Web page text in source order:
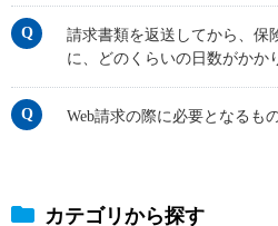
定期保険
家計保障・就業不能保障
家計保障定期保険ＮＥＯ
あ
介護年金保険
あんしんねんきん介護
あ
5年ごと利差配当付こども保険
変額保険・変額年金保険固有のお
手続き
総
ライフイベントごとのお手続き
急な資金が必要なとき
引
子どもが生まれるとき
よくある質問
保険用語集
東京海上ホールディングス
請求書類を返送してから、保
に、どのくらいの日数がかか
Web請求の際に必要となるも
カテゴリから探す